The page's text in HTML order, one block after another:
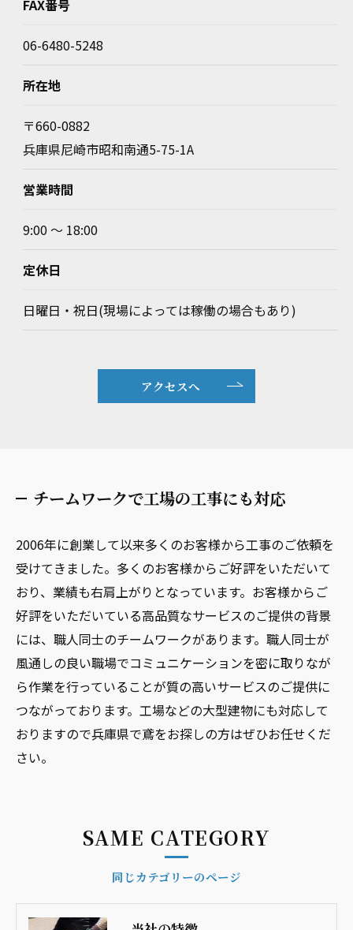
FAX番号
06-6480-5248
所在地
〒660-0882
兵庫県尼崎市昭和南通5-75-1A
営業時間
9:00 ～ 18:00
定休日
日曜日・祝日(現場によっては稼働の場合もあり)
アクセスへ
チームワークで工場の工事にも対応
2006年に創業して以来多くのお客様から工事のご依頼を
受けてきました。多くのお客様からご好評をいただいて
おり、業績も右肩上がりとなっています。お客様からご
好評をいただいている高品質なサービスのご提供の背景
には、職人同士のチームワークがあります。職人同士が
風通しの良い職場でコミュニケーションを密に取りなが
ら作業を行っていることが質の高いサービスのご提供に
つながっております。工場などの大型建物にも対応して
おりますので兵庫県で鳶をお探しの方はぜひお任せくだ
さい。
同じカテゴリーのページ
SAME CATEGORY